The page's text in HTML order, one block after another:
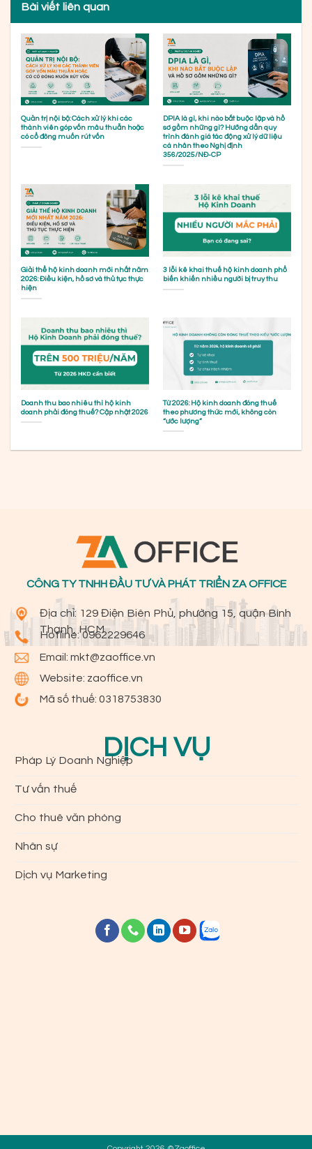
Bài viết liên quan
Quản trị nội bộ: Cách xử lý khi các
thành viên góp vốn mâu thuẫn hoặc
có cổ đông muốn rút vốn
DPIA là gì, khi nào bắt buộc lập và hồ
sơ gồm những gì? Hướng dẫn quy
trình đánh giá tác động xử lý dữ liệu
cá nhân theo Nghị định
356/2025/NĐ-CP
Giải thể hộ kinh doanh mới nhất năm
2026: Điều kiện, hồ sơ và thủ tục thực
hiện
3 lỗi kê khai thuế hộ kinh doanh phổ
biến khiến nhiều người bị truy thu
Doanh thu bao nhiêu thì hộ kinh
doanh phải đóng thuế? Cập nhật 2026
Từ 2026: Hộ kinh doanh đóng thuế
theo phương thức mới, không còn
“ước lượng”
CÔNG TY TNHH ĐẦU TƯ VÀ PHÁT TRIỂN ZA OFFICE
Địa chỉ: 129 Điện Biên Phủ, phường 15, quận Bình
Thạnh, HCM
Hotline:0962229646
Email:mkt@zaoffice.vn
Website: zaoffice.vn
Mã số thuế: 0318753830
DỊCH VỤ
Pháp Lý Doanh Nghiệp
Tư vấn thuế
Cho thuê văn phòng
Nhân sự
Dịch vụ Marketing